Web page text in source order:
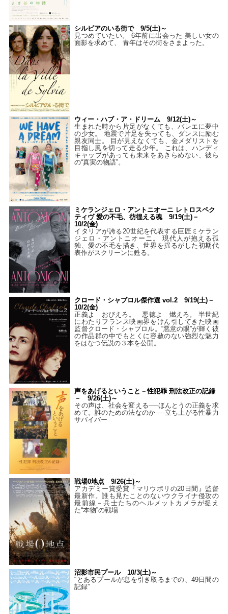
シルビアのいる街で 9/5(土)～
見つめていたい。 6年前に出会った 美しい女の
面影を求めて、 青年はその街をさまよった。
ウィー・ハブ・ア・ドリーム 9/12(土)～
生まれた時から片足がなくても、バレエに夢中
の少女。 地震で片足を失っても、ダンスに励む
親友同士。 目が見えなくても、金メダリストを
目指し風を切って走る少年。 これは、ハンディ
キャップがあっても未来をあきらめない、彼ら
の“真実の物語”。
ミケランジェロ・アントニオーニ レトロスペク
ティヴ 愛の不毛、彷徨える魂 9/19(土)－
10/2(金)
イタリアが誇る20世紀を代表する巨匠ミケラン
ジェロ・アントニオーニ。 現代人が抱える孤
独、愛の不毛を描き、世界を揺るがした初期代
表作がスクリーンに甦る。
クロード・シャブロル傑作選 vol.2 9/19(土)－
10/2(金)
正義よ おびえろ。 悪徳よ 燃えろ。 半世紀
にわたりフランス映画界をけん引してきた映画
監督クロード・シャブロル。“悪意の眼”が輝く彼
の作品群の中でもとくに容赦のない強烈な魅力
をはなつ伝説の３本を公開。
声をあげるということ－性犯罪 刑法改正の記録
－ 9/26(土)～
その声は、社会を変える──ほんとうの正義を求
めて。誰のための法なのか──立ち上がる性暴力
サバイバー
戦場0地点 9/26(土)～
アカデミー賞受賞『マリウポリの20日間』監督
最新作。誰も見たことのないウクライナ侵攻の
最前線－兵士たちのヘルメットカメラが捉え
た“本物”の戦場
沼影市民プール 10/3(土)～
“とあるプールが息を引き取るまでの、49日間の
記録”